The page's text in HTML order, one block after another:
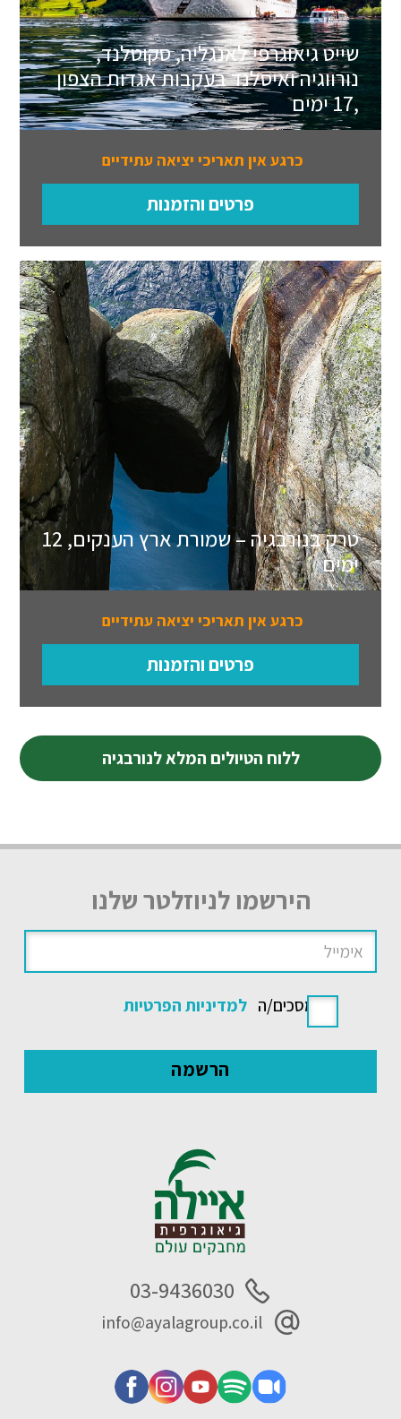
שייט גיאוגרפי לאנגליה, סקוטלנד,
נורווגיה ואיסלנד בעקבות אגדות הצפון
,17 ימים
כרגע אין תאריכי יציאה עתידיים
פרטים והזמנות
טרק בנורבגיה – שמורת ארץ הענקים, 12
ימים
כרגע אין תאריכי יציאה עתידיים
פרטים והזמנות
ללוח הטיולים המלא לנורבגיה
הירשמו לניוזלטר שלנו
אני מסכים/ה למדיניות הפרטיות
03-9436030
info@ayalagroup.co.il